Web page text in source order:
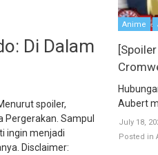
Di Dalam
spoiler,
Pergerakan. Sampul
ingin menjadi
Disclaimer:
Anime
Aubert
July 18,
Posted in